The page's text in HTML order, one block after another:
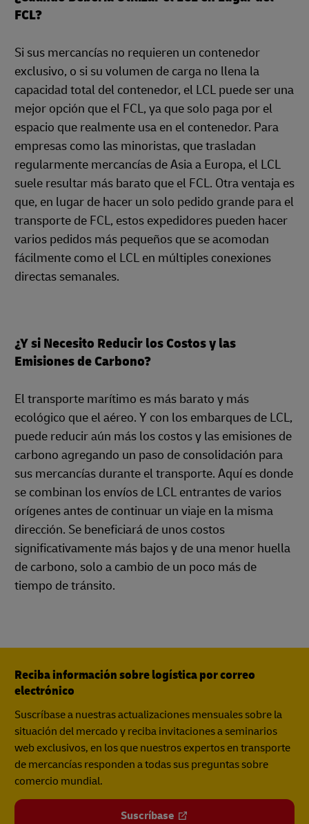
FCL?
Si sus mercancías no requieren un contenedor
exclusivo, o si su volumen de carga no llena la
capacidad total del contenedor, el LCL puede ser una
mejor opción que el FCL, ya que solo paga por el
espacio que realmente usa en el contenedor. Para
empresas como las minoristas, que trasladan
regularmente mercancías de Asia a Europa, el LCL
suele resultar más barato que el FCL. Otra ventaja es
que, en lugar de hacer un solo pedido grande para el
transporte de FCL, estos expedidores pueden hacer
varios pedidos más pequeños que se acomodan
fácilmente como el LCL en múltiples conexiones
directas semanales.
¿Y si Necesito Reducir los Costos y las
Emisiones de Carbono?
El transporte marítimo es más barato y más
ecológico que el aéreo. Y con los embarques de LCL,
puede reducir aún más los costos y las emisiones de
carbono agregando un paso de consolidación para
sus mercancías durante el transporte. Aquí es donde
se combinan los envíos de LCL entrantes de varios
orígenes antes de continuar un viaje en la misma
dirección. Se beneficiará de unos costos
significativamente más bajos y de una menor huella
de carbono, solo a cambio de un poco más de
tiempo de tránsito.
Reciba información sobre logística por correo
electrónico
Suscríbase a nuestras actualizaciones mensuales sobre la
situación del mercado y reciba invitaciones a seminarios
web exclusivos, en los que nuestros expertos en transporte
de mercancías responden a todas sus preguntas sobre
comercio mundial.
Suscríbase